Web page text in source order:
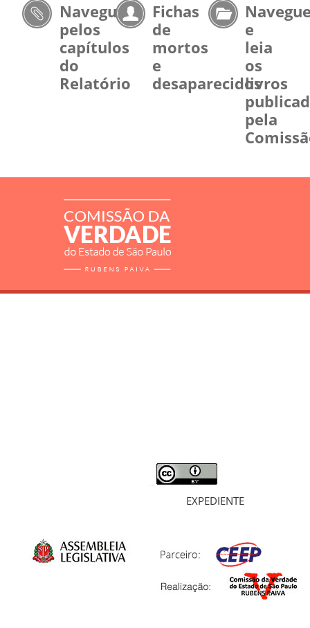
Navegue
pelos
capítulos
do
Relatório
Fichas
de
mortos
e
desaparecidos
e
leia
os
livros
pela
EXPEDIENTE